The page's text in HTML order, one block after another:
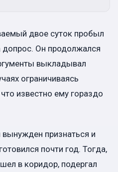
двое суток пробыл
допрос. Он продолжался
выкладывал
ограничиваясь
известно ему гораздо
признаться и
почти год. Тогда,
в коридор, подергал